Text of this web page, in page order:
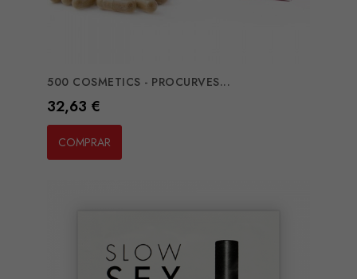
500 COSMETICS - PROCURVES...
Preço
32,63 €
COMPRAR